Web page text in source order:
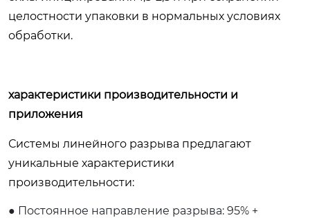
целостности упаковки в нормальных условиях
обработки.
характеристики производительности и
приложения
Системы линейного разрыва предлагают
уникальные характеристики
производительности:
● Постоянное направление разрыва: 95% +